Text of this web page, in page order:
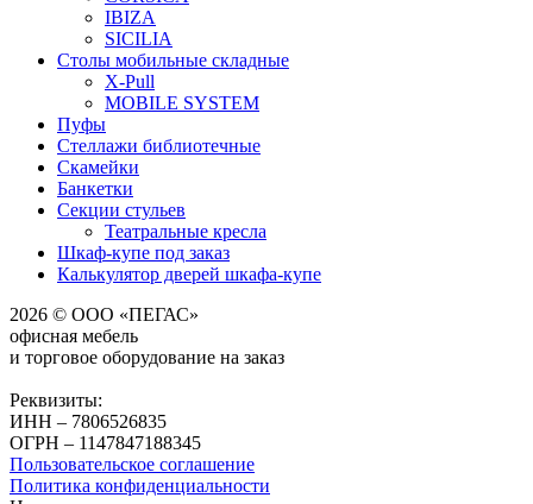
IBIZA
SICILIA
Столы мобильные складные
X-Pull
MOBILE SYSTEM
Пуфы
Стеллажи библиотечные
Скамейки
Банкетки
Секции стульев
Театральные кресла
Шкаф-купе под заказ
Калькулятор дверей шкафа-купе
2026 © ООО «ПЕГАС»
офисная мебель
и торговое оборудование на заказ
Реквизиты:
ИНН – 7806526835
ОГРН – 1147847188345
Пользовательское соглашение
Политика конфиденциальности